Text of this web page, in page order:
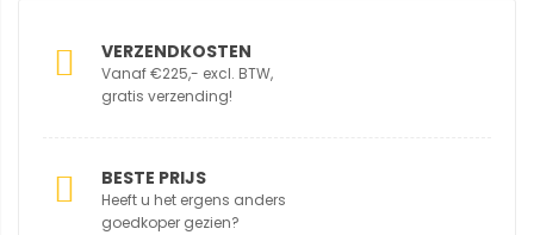
VERZENDKOSTEN
Vanaf €225,- excl. BTW,
gratis verzending!
BESTE PRIJS
Heeft u het ergens anders
goedkoper gezien?